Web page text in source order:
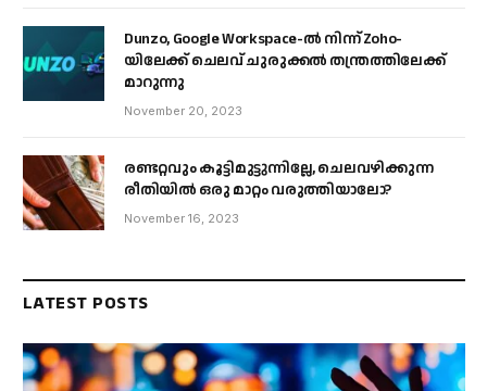
Dunzo, Google Workspace-ൽ നിന്ന് Zoho-
യിലേക്ക് ചെലവ് ചുരുക്കൽ തന്ത്രത്തിലേക്ക്
മാറുന്നു
November 20, 2023
രണ്ടറ്റവും കൂട്ടിമുട്ടുന്നില്ലേ, ചെലവഴിക്കുന്ന
രീതിയിൽ ഒരു മാറ്റം വരുത്തിയാലോ?
November 16, 2023
LATEST POSTS